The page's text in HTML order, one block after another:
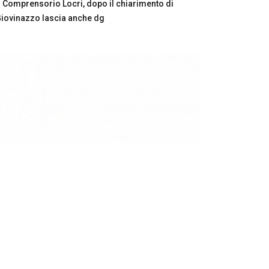
Comprensorio Locri, dopo il chiarimento di
lascia anche dg